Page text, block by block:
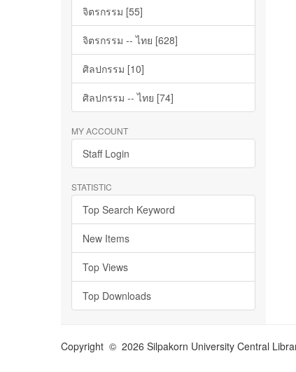
จิตรกรรม [55]
จิตรกรรม -- ไทย [628]
ศิลปกรรม [10]
ศิลปกรรม -- ไทย [74]
MY ACCOUNT
Staff Login
STATISTIC
Top Search Keyword
New Items
Top Views
Top Downloads
Copyright © 2026 Silpakorn University Central